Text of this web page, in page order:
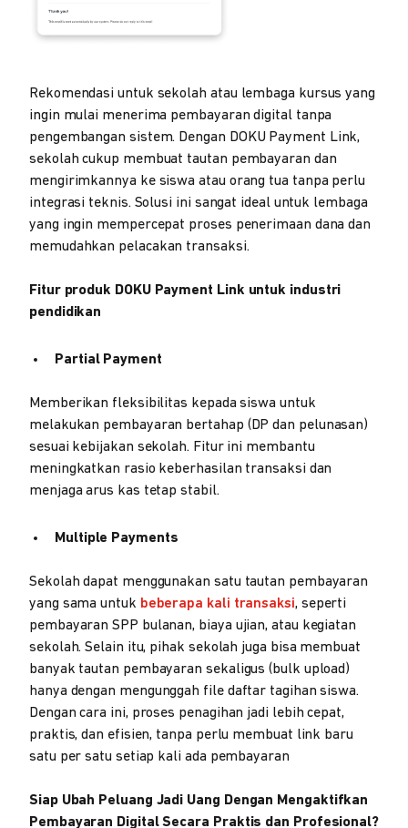
Rekomendasi untuk sekolah atau lembaga kursus yang
ingin mulai menerima pembayaran digital tanpa
pengembangan sistem. Dengan DOKU Payment Link,
sekolah cukup membuat tautan pembayaran dan
mengirimkannya ke siswa atau orang tua tanpa perlu
integrasi teknis. Solusi ini sangat ideal untuk lembaga
yang ingin mempercepat proses penerimaan dana dan
memudahkan pelacakan transaksi.
Fitur produk DOKU Payment Link untuk industri
pendidikan
Partial Payment
Memberikan fleksibilitas kepada siswa untuk
melakukan pembayaran bertahap (DP dan pelunasan)
sesuai kebijakan sekolah. Fitur ini membantu
meningkatkan rasio keberhasilan transaksi dan
menjaga arus kas tetap stabil.
Multiple Payments
Sekolah dapat menggunakan satu tautan pembayaran
yang sama untuk beberapa kali transaksi, seperti
pembayaran SPP bulanan, biaya ujian, atau kegiatan
sekolah. Selain itu, pihak sekolah juga bisa membuat
banyak tautan pembayaran sekaligus (bulk upload)
hanya dengan mengunggah file daftar tagihan siswa.
Dengan cara ini, proses penagihan jadi lebih cepat,
praktis, dan efisien, tanpa perlu membuat link baru
satu per satu setiap kali ada pembayaran
Siap Ubah Peluang Jadi Uang Dengan Mengaktifkan
Pembayaran Digital Secara Praktis dan Profesional?